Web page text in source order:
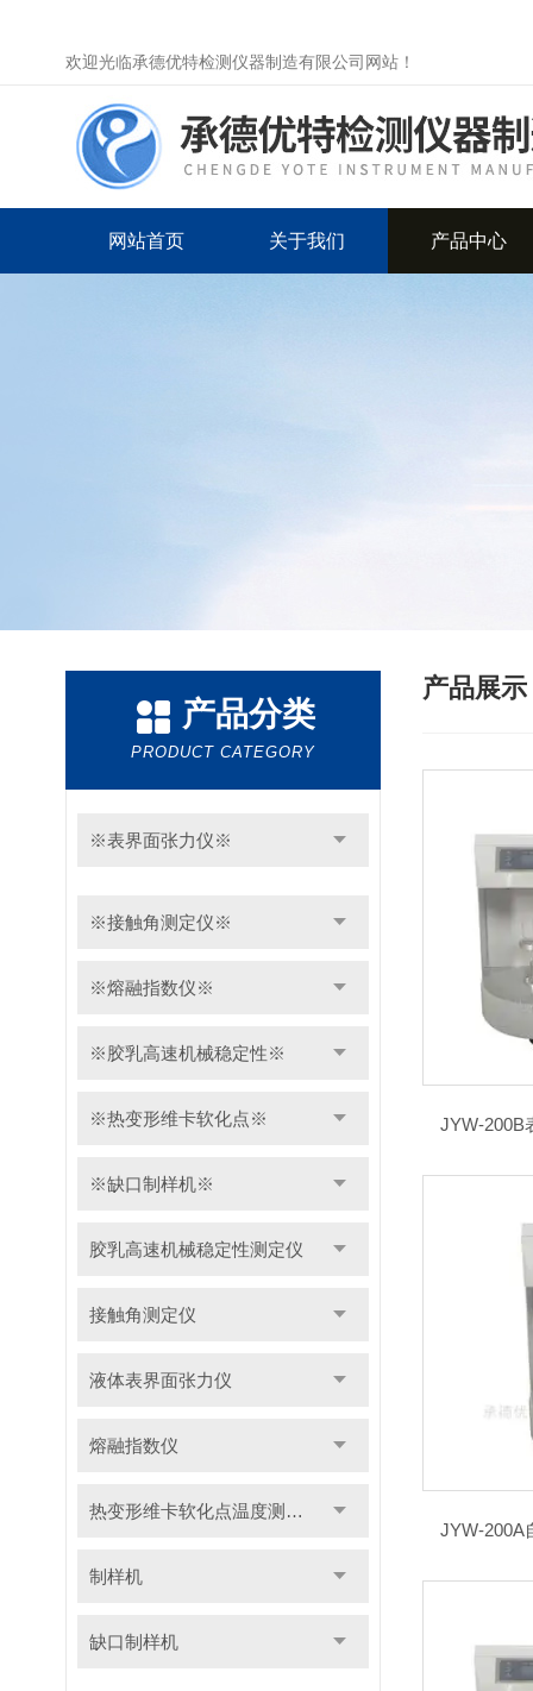
欢迎光临承德优特检测仪器制造有限公司网站！
网站首页 关于我们 产品中心
产品分类
PRODUCT CATEGORY
※表界面张力仪※
※接触角测定仪※
※熔融指数仪※
※胶乳高速机械稳定性※
※热变形维卡软化点※
※缺口制样机※
胶乳高速机械稳定性测定仪
接触角测定仪
液体表界面张力仪
熔融指数仪
热变形维卡软化点温度测定仪
制样机
缺口制样机
产品展示
JYW-200B
JYW-200A